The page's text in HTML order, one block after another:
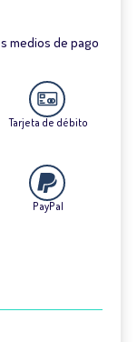
medios de pago
Tarjeta de débito
PayPal